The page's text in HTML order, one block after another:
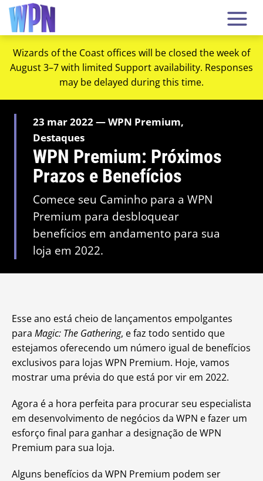
Wizards of the Coast offices will be closed the week of
August 3–7 with limited Support availability. Responses
may be delayed during this time.
23 mar 2022 — WPN Premium,
Destaques
WPN Premium: Próximos
Prazos e Benefícios
Comece seu Caminho para a WPN
Premium para desbloquear
benefícios em andamento para sua
loja em 2022.
Esse ano está cheio de lançamentos empolgantes
para Magic: The Gathering, e faz todo sentido que
estejamos oferecendo um número igual de benefícios
exclusivos para lojas WPN Premium. Hoje, vamos
mostrar uma prévia do que está por vir em 2022.
Agora é a hora perfeita para procurar seu especialista
em desenvolvimento de negócios da WPN e fazer um
esforço final para ganhar a designação de WPN
Premium para sua loja.
Alguns benefícios da WPN Premium podem ser